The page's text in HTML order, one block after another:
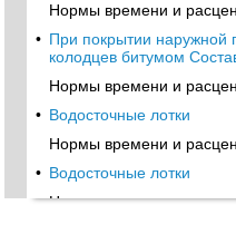
Нормы времени и
• При покрытии наружной
колодцев битумом
Нормы времени и
• Водосточные лотки
Нормы времени и
• Водосточные лотки
Нормы времени и